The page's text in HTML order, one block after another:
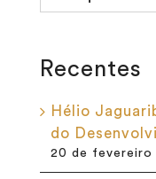
resultados
Recentes
Hélio
do
20 de fevereiro